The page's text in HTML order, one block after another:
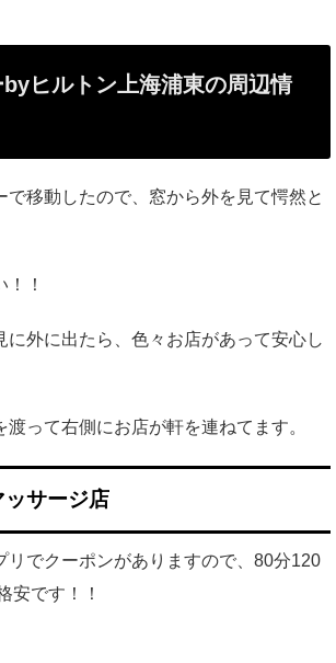
ヒルトン上海浦東の周辺情
で移動したので、窓から外を見て愕然と
！
に外に出たら、色々お店があって安心し
って右側にお店が軒を連ねてます。
サージ店
リでクーポンがありますので、80分120
安です！！